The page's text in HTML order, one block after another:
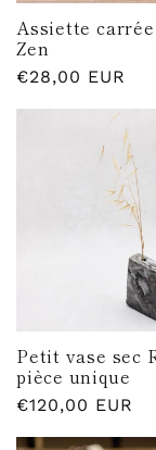
n
:
Assiette
Zen
Prix
€28,00 EUR
Petit vase sec
pièce unique
Prix
€120,00 EUR